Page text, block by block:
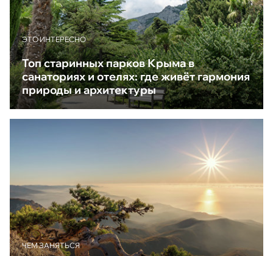
ЭТО ИНТЕРЕСНО
Топ старинных парков Крыма в
санаториях и отелях: где живёт гармония
природы и архитектуры
ЧЕМ ЗАНЯТЬСЯ